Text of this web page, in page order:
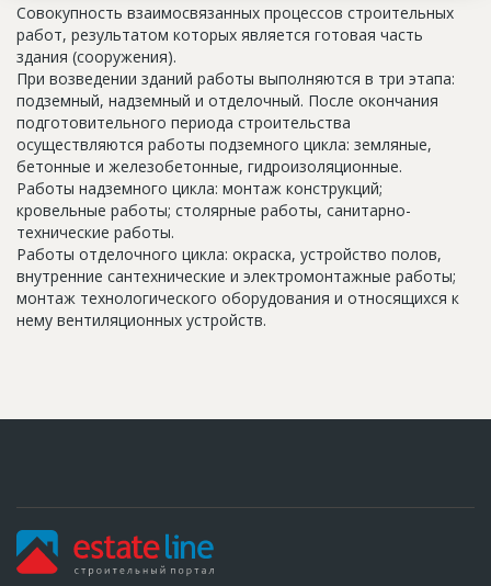
Совокупность взаимосвязанных процессов строительных
работ, результатом которых является готовая часть
здания (сооружения).
При возведении зданий работы выполняются в три этапа:
подземный, надземный и отделочный. После окончания
подготовительного периода строительства
осуществляются работы подземного цикла: земляные,
бетонные и железобетонные, гидроизоляционные.
Работы надземного цикла: монтаж конструкций;
кровельные работы; столярные работы, санитарно-
технические работы.
Работы отделочного цикла: окраска, устройство полов,
внутренние сантехнические и электромонтажные работы;
монтаж технологического оборудования и относящихся к
нему вентиляционных устройств.